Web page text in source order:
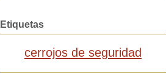
Etiquetas
cerrojos de seguridad